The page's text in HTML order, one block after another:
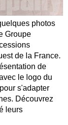
photos
Groupe
de la France.
de
le logo du
s'adapter
Découvrez
leurs